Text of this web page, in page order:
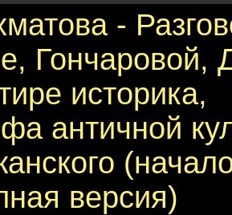
-
Гончаровой,
историка,
античной
версия)